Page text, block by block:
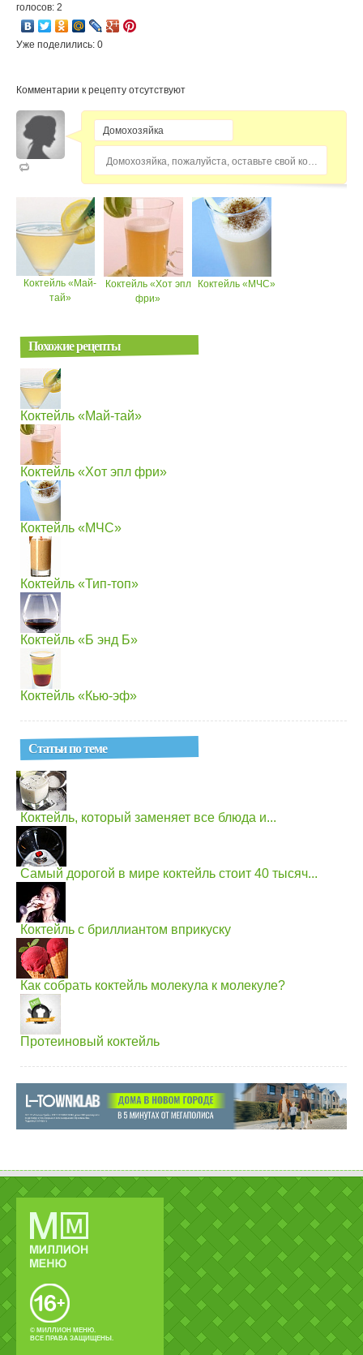
голосов: 2
Уже поделились: 0
Комментарии к рецепту отсутствуют
Домохозяйка, пожалуйста, оставьте свой комментарий...
Коктейль «Май-
тай»
Коктейль «Хот эпл
фри»
Коктейль «МЧС»
Похожие рецепты
Коктейль «Май-тай»
Коктейль «Хот эпл фри»
Коктейль «МЧС»
Коктейль «Тип-топ»
Коктейль «Б энд Б»
Коктейль «Кью-эф»
Статьи по теме
Коктейль, который заменяет все блюда и...
Самый дорогой в мире коктейль стоит 40 тысяч...
Коктейль с бриллиантом вприкуску
Как собрать коктейль молекула к молекуле?
Протеиновый коктейль
© МИЛЛИОН МЕНЮ.
ВСЕ ПРАВА ЗАЩИЩЕНЫ.